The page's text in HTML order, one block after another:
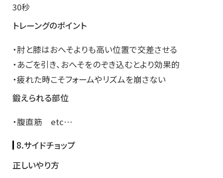
30秒
トレーングのポイント
・肘と膝はおへそよりも高い位置で交差させる
・あごを引き、おへそをのぞき込むとより効果的
・疲れた時こそフォームやリズムを崩さない
鍛えられる部位
・腹直筋 etc…
8.サイドチョップ
正しいやり方